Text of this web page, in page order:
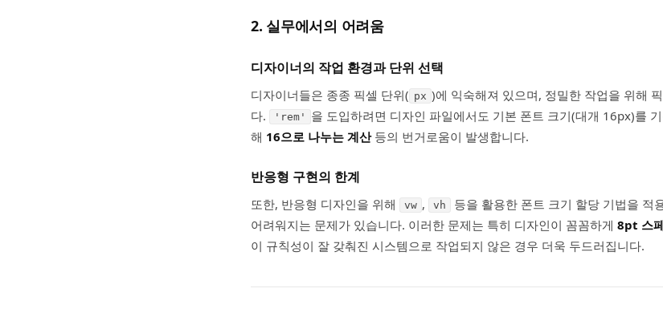
2. 실무에서의 어려움
디자이너의 작업 환경과 단위 선택
디자이너들은 종종 픽셀 단위( px )에 익숙해져 있으며, 정밀한 작업을 위해
다.
'rem'
을 도입하려면 디자인 파일에서도 기본 폰트 크기(대개 16px)를
해 16으로 나누는 계산등의 번거로움이 발생합니다.
반응형 구현의 한계
또한, 반응형 디자인을 위해 vw , vh 등을 활용한 폰트 크기 할당 기법을 적
어려워지는 문제가 있습니다. 이러한 문제는 특히 디자인이 꼼꼼하게 8pt 스
이 규칙성이 잘 갖춰진 시스템으로 작업되지 않은 경우 더욱 두드러집니다.